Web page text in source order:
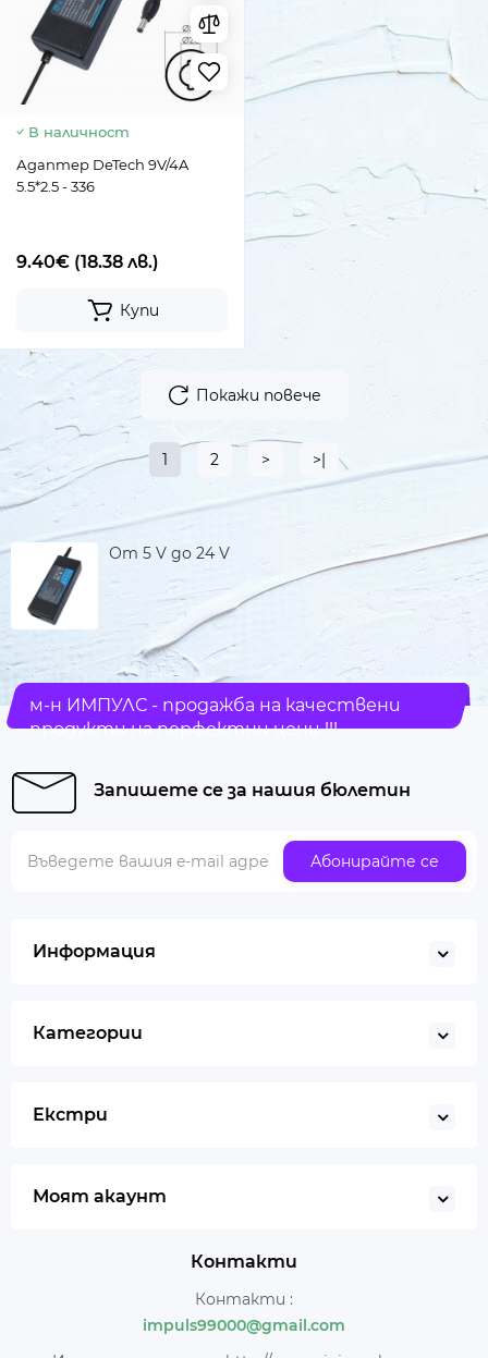
В наличност
Адаптер DeTech 9V/4A
5.5*2.5 - 336
9.40€ (18.38 лв.)
Купи
Покажи повече
1 2 > >|
От 5 V до 24 V
м-н ИМПУЛС - продажба на качествени
продукти на перфектни цени !!!
Запишете се за нашия бюлетин
Абонирайте се
Информация
Категории
Екстри
Моят акаунт
Контакти
Контакти :
impuls99000@gmail.com